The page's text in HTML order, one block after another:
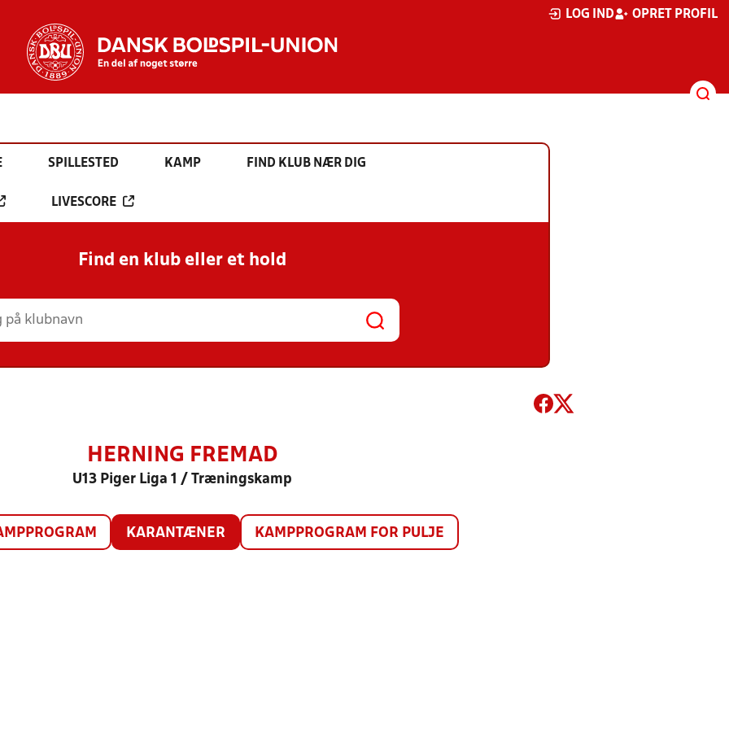
LOG IND OPRET PROFIL
SPILLESTED KAMP FIND KLUB NÆR DIG
LIVESCORE
Find en klub eller et hold
HERNING FREMAD
U13 Piger Liga 1 / Træningskamp
KARANTÆNER KAMPPROGRAM FOR PULJE